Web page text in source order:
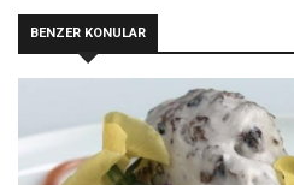
BENZER KONULAR